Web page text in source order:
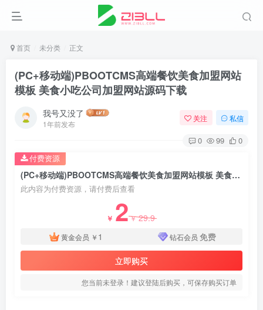
首页 未分类 正文
(PC+移动端)PBOOTCMS高端餐饮美食加盟网站
模板 美食小吃公司加盟网站源码下载
我号又没了
1年前发布
关注 私信
0 99 0
(PC+移动端)PBOOTCMS高端餐饮美食加盟网站模板 美食小吃公司加盟网站源码下载
此内容为付费资源，请付费后查看
￥ 2￥29.9
黄金会员 ￥ 1 钻石会员 免费
立即购买
您当前未登录！建议登陆后购买，可保存购买订单
付费资源